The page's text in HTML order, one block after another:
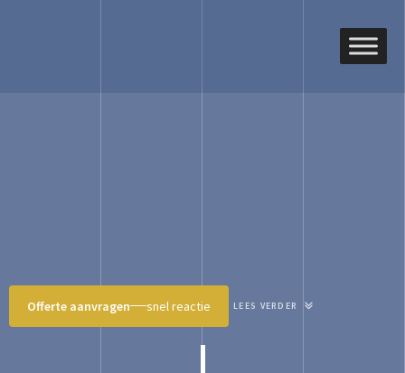
Offerte aanvragen snel reactie LEES VERDER